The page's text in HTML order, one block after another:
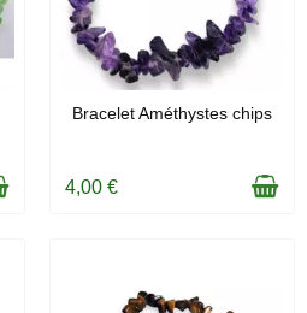
EN STOCK
Bracelet Améthystes chips
4,00 €